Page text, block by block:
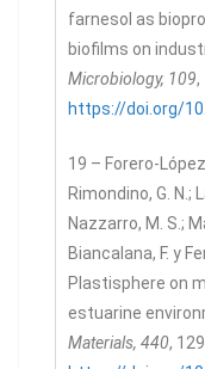
farnesol as
biofilms on
Microbiology, 109,
https://doi.org/
19 – Forero-
Rimondino, G. N.;
Nazzarro, M. S.;
Biancalana, F. y
Plastisphere on
estuarine
Materials, 440,